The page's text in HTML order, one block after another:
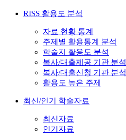
RISS 활용도 분석
자료 현황 통계
주제별 활용통계 분석
학술지 활용도 분석
복사/대출제공 기관 분석
복사/대출신청 기관 분석
활용도 높은 주제
최신/인기 학술자료
최신자료
인기자료